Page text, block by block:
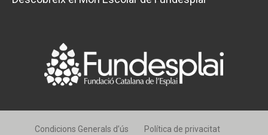
Condicions Generals d’ús
Política de privacitat